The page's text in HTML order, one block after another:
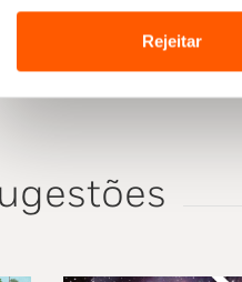
Rejeitar
16,65 €.